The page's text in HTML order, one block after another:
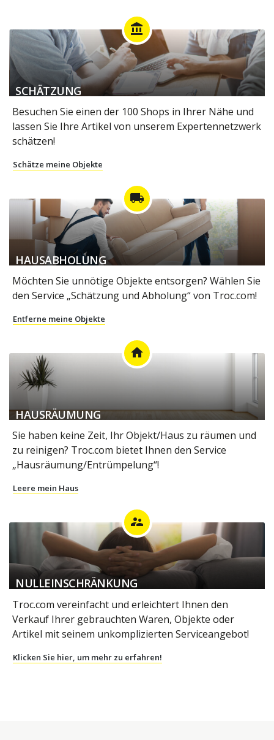
account_balance
SCHÄTZUNG
Besuchen Sie einen der 100 Shops in Ihrer Nähe und
lassen Sie Ihre Artikel von unserem Expertennetzwerk
schätzen!
Schätze meine Objekte
local_shipping
HAUSABHOLUNG
Möchten Sie unnötige Objekte entsorgen? Wählen Sie
den Service „Schätzung und Abholung“ von Troc.com!
Entferne meine Objekte
home
HAUSRÄUMUNG
Sie haben keine Zeit, Ihr Objekt/Haus zu räumen und
zu reinigen? Troc.com bietet Ihnen den Service
„Hausräumung/Entrümpelung“!
Leere mein Haus
supervisor_account
NULLEINSCHRÄNKUNG
Troc.com vereinfacht und erleichtert Ihnen den
Verkauf Ihrer gebrauchten Waren, Objekte oder
Artikel mit seinem unkomplizierten Serviceangebot!
Klicken Sie hier, um mehr zu erfahren!